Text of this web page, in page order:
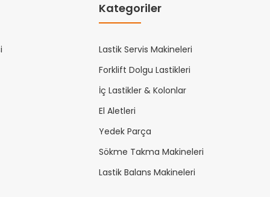
Kategoriler
Lastik Servis Makineleri
Forklift Dolgu Lastikleri
İç Lastikler & Kolonlar
El Aletleri
Yedek Parça
Sökme Takma Makineleri
Lastik Balans Makineleri